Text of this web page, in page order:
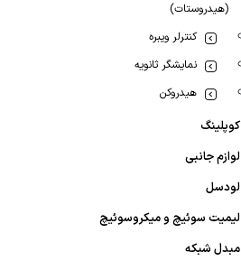
(هیدروستات)
کنترلر ویبره
نمایشگر ثانویه
هیدروکن
کوپلینگ
لوازم جانبی
لودسل
لیمیت سوئیچ و میکروسوئیچ
مبدل شبکه